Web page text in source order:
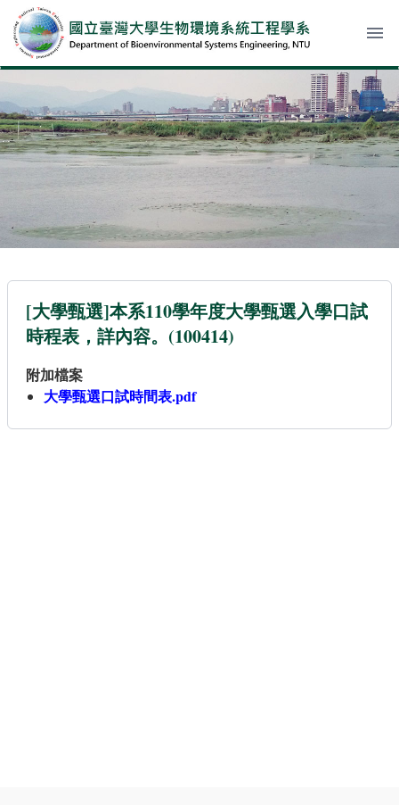
menu
[大學甄選]本系110學年度大學甄選入學口試
時程表，詳內容。(100414)
附加檔案
大學甄選口試時間表.pdf